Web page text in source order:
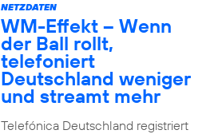
NETZDATEN
WM-Effekt – Wenn
der Ball rollt,
telefoniert
Deutschland weniger
und streamt mehr
Telefónica Deutschland registriert